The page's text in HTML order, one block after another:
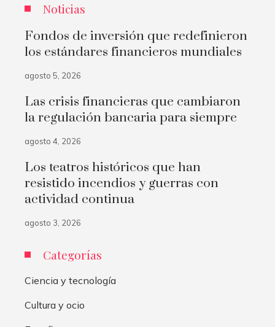
Noticias
Fondos de inversión que redefinieron
los estándares financieros mundiales
agosto 5, 2026
Las crisis financieras que cambiaron
la regulación bancaria para siempre
agosto 4, 2026
Los teatros históricos que han
resistido incendios y guerras con
actividad continua
agosto 3, 2026
Categorías
Ciencia y tecnología
Cultura y ocio